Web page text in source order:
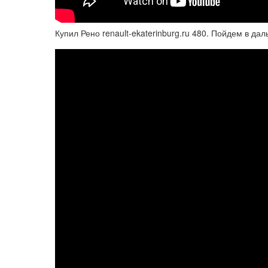
Купил Рено renault-ekaterinburg.ru 480. Пойдем в